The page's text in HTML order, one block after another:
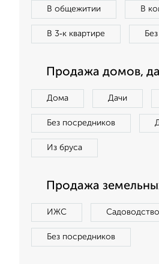
В общежитии В
В 3‑к квартире
Продажа домов,
Дома Дачи
Без посредников
Из бруса
Продажа
ИЖС Садоводство
Без посредников